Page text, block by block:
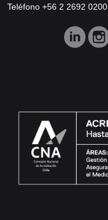
Teléfono +56 2 2692 0200